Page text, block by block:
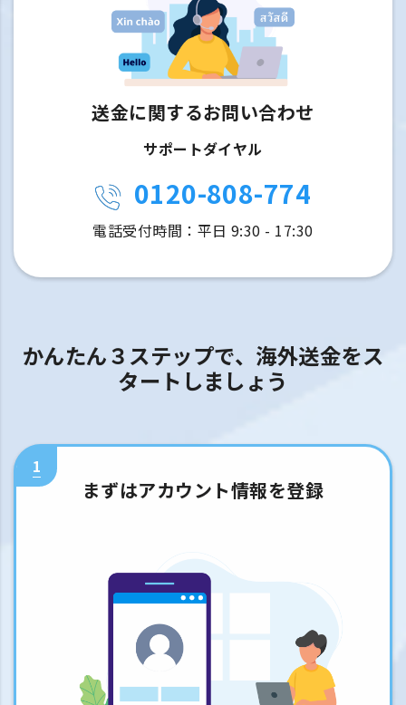
送金に関するお問い合わせ
サポートダイヤル
0120-808-774
電話受付時間：平日 9:30 - 17:30
かんたん３ステップで、海外送金をス
タートしましょう
1
まずはアカウント情報を登録